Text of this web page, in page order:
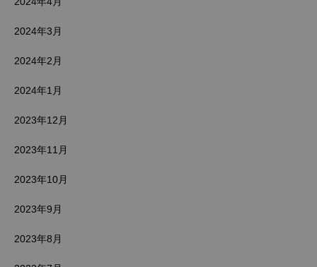
2024年3月
2024年2月
2024年1月
2023年12月
2023年11月
2023年10月
2023年9月
2023年8月